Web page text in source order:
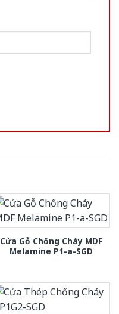
Cửa Gỗ Chống Cháy MDF
Melamine P1-a-SGD